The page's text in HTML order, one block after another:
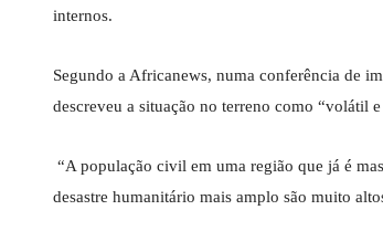
internos.
Segundo a Africanews, numa conferência de
descreveu a situação no terreno como “volátil
“A população civil em uma região que já é
desastre humanitário mais amplo são muito